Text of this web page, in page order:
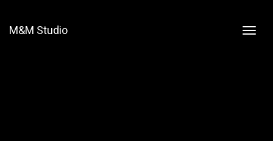
M&M Studio